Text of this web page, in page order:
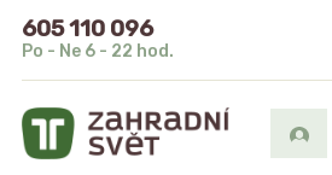
605 110 096
Po - Ne 6 - 22 hod.